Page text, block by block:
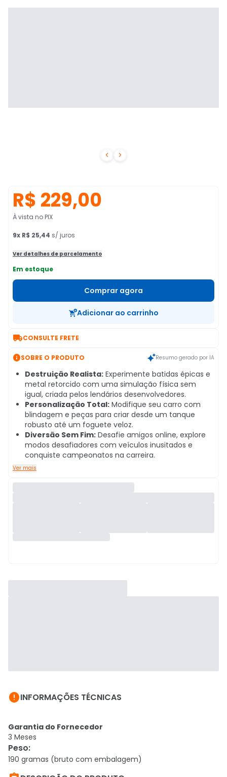
 
R$ 229,00
À vista no PIX
9x R$ 25,44 s/ juros
Ver detalhes de parcelamento
Em estoque
Comprar agora
Adicionar ao carrinho
CONSULTE FRETE
SOBRE O PRODUTO Resumo gerado por IA
Destruição Realista: Experimente batidas épicas e
metal retorcido com uma simulação física sem
igual, criada pelos lendários desenvolvedores.
Personalização Total: Modifique seu carro com
blindagem e peças para criar desde um tanque
robusto até um foguete veloz.
Diversão Sem Fim: Desafie amigos online, explore
modos desafiadores com veículos inusitados e
conquiste campeonatos na carreira.
Ver mais
INFORMAÇÕES TÉCNICAS
Garantia do Fornecedor
3 Meses
Peso:
190 gramas (bruto com embalagem)